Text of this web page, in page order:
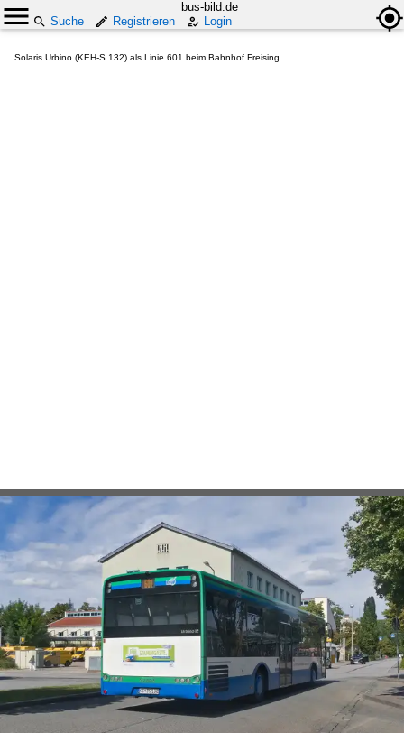
bus-bild.de
Suche
Registrieren Login
Solaris Urbino (KEH-S 132) als Linie 601 beim Bahnhof Freising